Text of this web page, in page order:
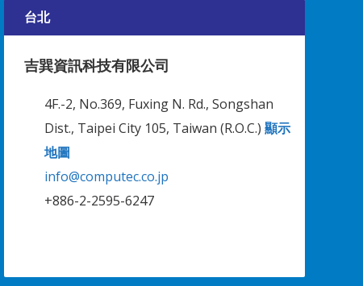
台北
吉巽資訊科技有限公司
4F.-2, No.369, Fuxing N. Rd., Songshan
Dist., Taipei City 105, Taiwan (R.O.C.) 顯示
地圖
info@computec.co.jp
+886-2-2595-6247